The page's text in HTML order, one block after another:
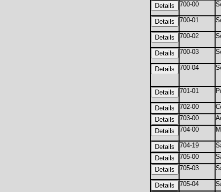
700-00
700-01
700-02
700-03
700-04
701-01
702-00
703-00
704-00
704-19
705-00
705-03
705-04